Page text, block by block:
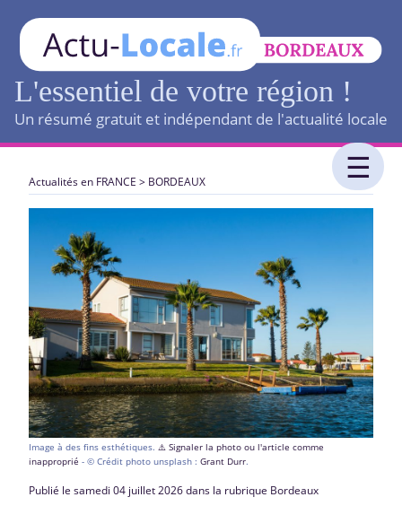
L'essentiel de votre région !
Un résumé gratuit et indépendant de l'actualité locale
Actualités en FRANCE > BORDEAUX
Image à des fins esthétiques. ⚠️ Signaler la photo ou l'article comme
inapproprié - © Crédit photo unsplash : Grant Durr.
Publié le samedi 04 juillet 2026 dans la rubrique Bordeaux